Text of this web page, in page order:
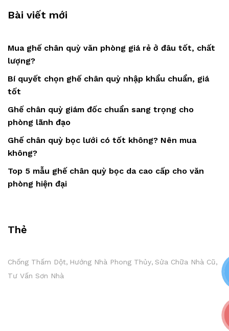
Bài viết mới
Mua ghế chân quỳ văn phòng giá rẻ ở đâu tốt, chất
lượng?
Bí quyết chọn ghế chân quỳ nhập khẩu chuẩn, giá
tốt
Ghế chân quỳ giám đốc chuẩn sang trọng cho
phòng lãnh đạo
Ghế chân quỳ bọc lưới có tốt không? Nên mua
không?
Top 5 mẫu ghế chân quỳ bọc da cao cấp cho văn
phòng hiện đại
Thẻ
Chống Thấm Dột Hướng Nhà Phong Thủy Sửa Chữa Nhà Cũ
Tư Vấn Sơn Nhà